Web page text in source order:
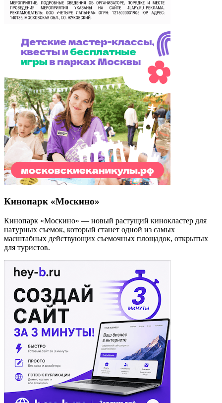
Кинопарк «Москино»
Кинопарк «Москино» — новый растущий кинокластер для
натурных съемок, который станет одной из самых
масштабных действующих съемочных площадок, открытых
для туристов.